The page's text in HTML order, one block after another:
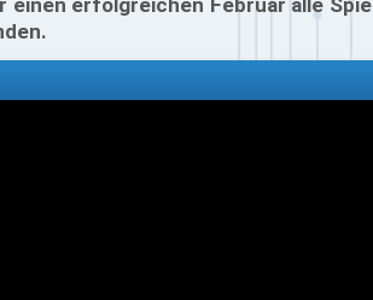
erfolgreichen Februar alle